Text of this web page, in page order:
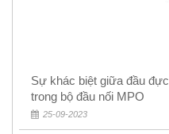
Sự khác biệt giữa đầu
trong bộ đầu nối MPO
25-09-2023